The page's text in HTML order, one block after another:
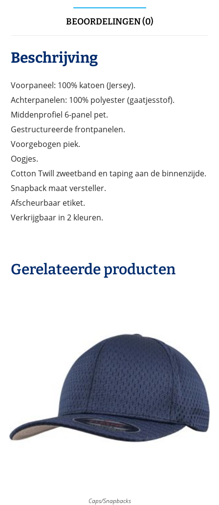
BEOORDELINGEN (0)
Beschrijving
Voorpaneel: 100% katoen (Jersey).
Achterpanelen: 100% polyester (gaatjesstof).
Middenprofiel 6-panel pet.
Gestructureerde frontpanelen.
Voorgebogen piek.
Oogjes.
Cotton Twill zweetband en taping aan de binnenzijde.
Snapback maat versteller.
Afscheurbaar etiket.
Verkrijgbaar in 2 kleuren.
Gerelateerde producten
Caps/Snapbacks